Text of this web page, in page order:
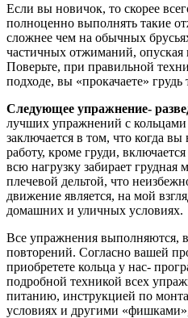
Если вы новичок, то скорее
полноценно выполнять такие
сложнее чем на обычных
частичных отжиманий, опуская
Поверьте, при правильной
подходе, вы «прокачаете»
Следующее упражнение-
лучших упражнений с
заключается в том, что когда
работу, кроме груди,
всю нагрузку забирает
плечевой дельтой, что
движение является, на мой
домашних и уличных условиях.
Все упражнения выполняются,
повторений. Согласно вашей
приобретете кольца у нас-
подробной техникой всех
питанию, инструкцией по
условиях и другими